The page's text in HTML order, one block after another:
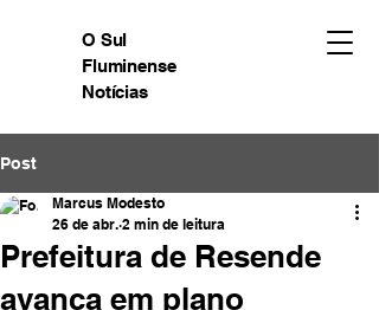
O Sul
Fluminense
Notícias
Post
Prefeitura de Resende
avança em plano
Marcus Modesto
26 de abr. 2 min de leitura